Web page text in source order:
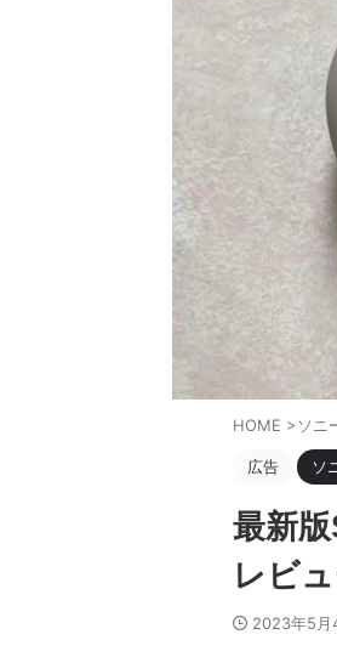
HOME >ソニ
広告 ソ
最新
レビ
2023年5月